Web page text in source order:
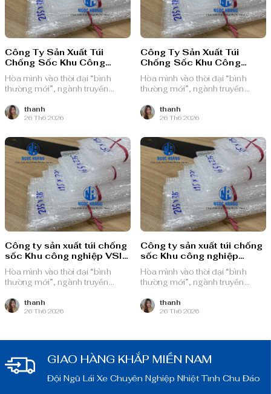
Công Ty Sản Xuất Túi
Chống Sốc Khu Công
Nghiệp VSIP II
Hòa mình vào thời đại “bình
thường mới”, ngành truyền
nguồn lực dồi dào và chiến lược
bài bản, sẵn sàng ghi danh trên
thanh
26 Th6 2026
Công Ty Sản Xuất Túi
Chống Sốc Khu Công
Nghiệp VSIP II Mở Rộng
Hòa mình vào thời đại “bình
thường mới”, ngành truyền
nguồn lực dồi dào và chiến lược
bài bản, sẵn sàng ghi danh trên
thanh
26 Th6 2026
Công ty sản xuất túi chống
sốc Khu công nghiệp VSIP
III
Hòa mình vào thời đại “bình
thường mới”, ngành truyền
nguồn lực dồi dào và chiến lược
bài bản, sẵn sàng ghi danh trên
thanh
26 Th6 2026
Công ty sản xuất túi chống
sốc Khu công nghiệp
Sóng Thần 1
Hòa mình vào thời đại “bình
thường mới”, ngành truyền
nguồn lực dồi dào và chiến lược
bài bản, sẵn sàng ghi danh trên
thanh
26 Th6 2026
GIAO HÀNG KHẮP MIỀN NAM
Đội Ngũ Lái Xe Chuyên Nghiệp Nhiệt Tình Chu Đáo